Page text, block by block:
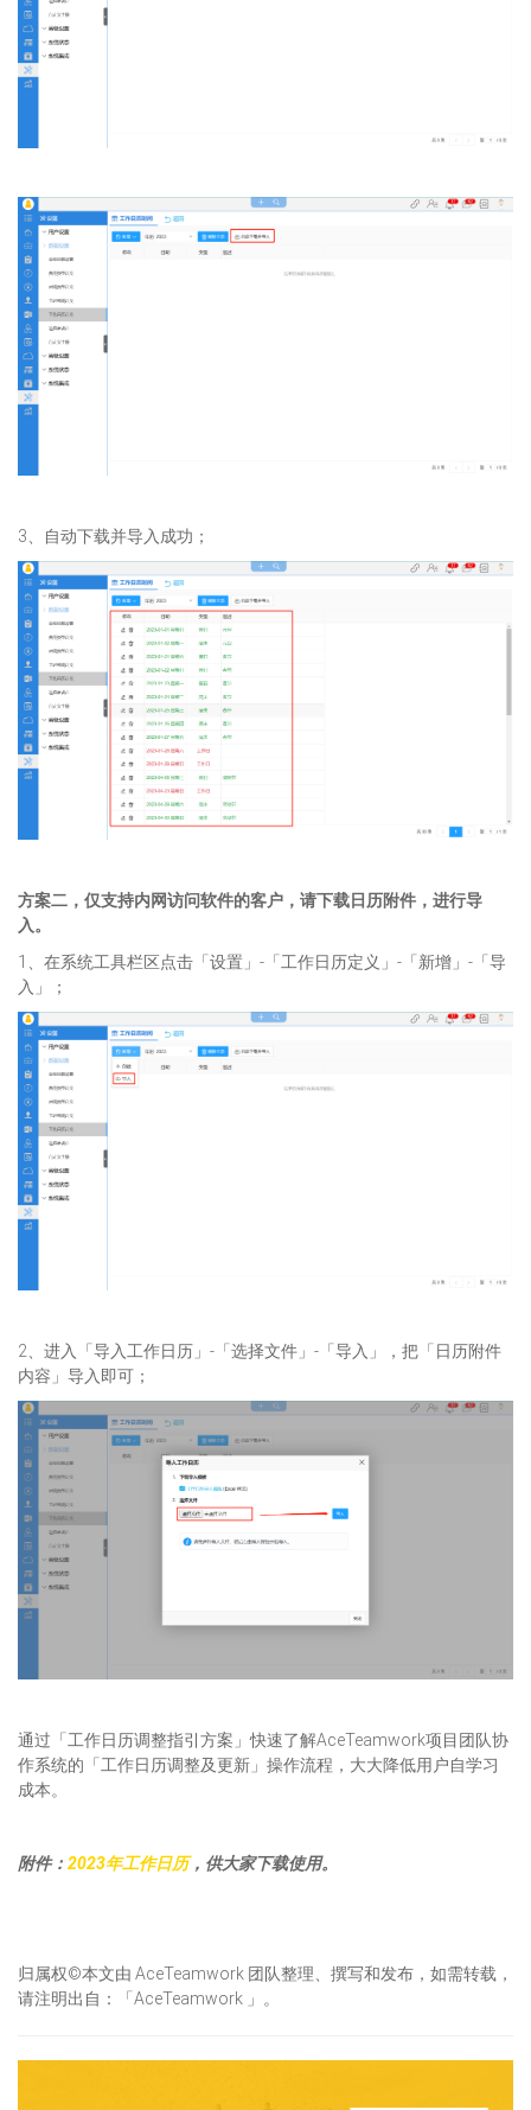
3、自动下载并导入成功；
方案二，仅支持内网访问软件的客户，请下载日历附件，进行导
入。
1、在系统工具栏区点击「设置」-「工作日历定义」-「新增」-「导
入」；
2、进入「导入工作日历」-「选择文件」-「导入」，把「日历附件
内容」导入即可；
通过「工作日历调整指引方案」快速了解AceTeamwork项目团队协
作系统的「工作日历调整及更新」操作流程，大大降低用户自学习
成本。
附件： 2023年工作日历，供大家下载使用。
归属权©本文由 AceTeamwork 团队整理、撰写和发布，如需转载，
请注明出自：「AceTeamwork 」。